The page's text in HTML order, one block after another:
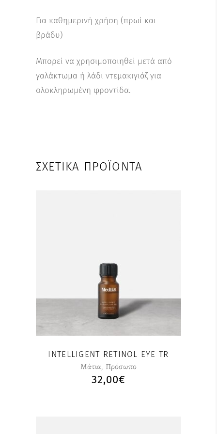
Για καθημερινή χρήση (πρωί και
βράδυ)
Μπορεί να χρησιμοποιηθεί μετά από
γαλάκτωμα ή λάδι ντεμακιγιάζ για
ολοκληρωμένη φροντίδα.
ΣΧΕΤΙΚΆ ΠΡΟΪΌΝΤΑ
INTELLIGENT RETINOL EYE TR
Μάτια, Πρόσωπο
32,00€